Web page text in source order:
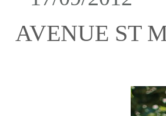
AVENUE ST